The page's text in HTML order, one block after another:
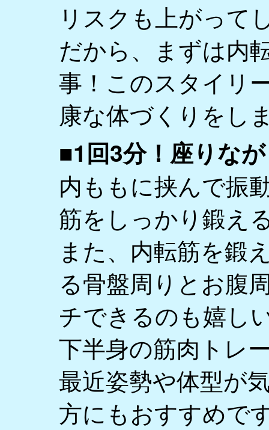
リスクも上がって
だから、まずは内
事！このスタイリ
康な体づくりをし
■1回3分！座りな
内ももに挟んで振
筋をしっかり鍛え
また、内転筋を鍛
る骨盤周りとお腹
チできるのも嬉し
下半身の筋肉トレ
最近姿勢や体型が
方にもおすすめで